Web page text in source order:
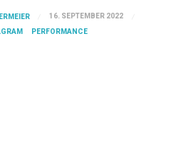
16. SEPTEMBER 2022
PERFORMANCE